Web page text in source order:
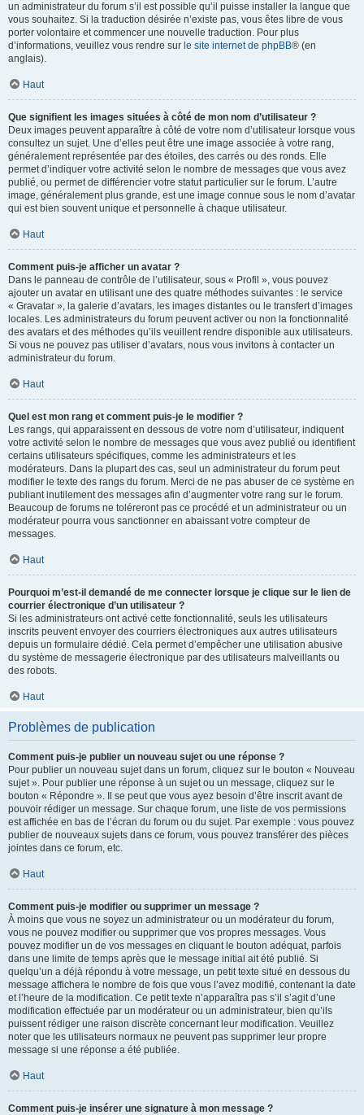
un administrateur du forum s’il est possible qu’il puisse installer la langue que
vous souhaitez. Si la traduction désirée n’existe pas, vous êtes libre de vous
porter volontaire et commencer une nouvelle traduction. Pour plus
d’informations, veuillez vous rendre sur le site internet de phpBB® (en
anglais).
Haut
Que signifient les images situées à côté de mon nom d’utilisateur ?
Deux images peuvent apparaître à côté de votre nom d’utilisateur lorsque vous
consultez un sujet. Une d’elles peut être une image associée à votre rang,
généralement représentée par des étoiles, des carrés ou des ronds. Elle
permet d’indiquer votre activité selon le nombre de messages que vous avez
publié, ou permet de différencier votre statut particulier sur le forum. L’autre
image, généralement plus grande, est une image connue sous le nom d’avatar
qui est bien souvent unique et personnelle à chaque utilisateur.
Haut
Comment puis-je afficher un avatar ?
Dans le panneau de contrôle de l’utilisateur, sous « Profil », vous pouvez
ajouter un avatar en utilisant une des quatre méthodes suivantes : le service
« Gravatar », la galerie d’avatars, les images distantes ou le transfert d’images
locales. Les administrateurs du forum peuvent activer ou non la fonctionnalité
des avatars et des méthodes qu’ils veuillent rendre disponible aux utilisateurs.
Si vous ne pouvez pas utiliser d’avatars, nous vous invitons à contacter un
administrateur du forum.
Haut
Quel est mon rang et comment puis-je le modifier ?
Les rangs, qui apparaissent en dessous de votre nom d’utilisateur, indiquent
votre activité selon le nombre de messages que vous avez publié ou identifient
certains utilisateurs spécifiques, comme les administrateurs et les
modérateurs. Dans la plupart des cas, seul un administrateur du forum peut
modifier le texte des rangs du forum. Merci de ne pas abuser de ce système en
publiant inutilement des messages afin d’augmenter votre rang sur le forum.
Beaucoup de forums ne toléreront pas ce procédé et un administrateur ou un
modérateur pourra vous sanctionner en abaissant votre compteur de
messages.
Haut
Pourquoi m’est-il demandé de me connecter lorsque je clique sur le lien de
courrier électronique d’un utilisateur ?
Si les administrateurs ont activé cette fonctionnalité, seuls les utilisateurs
inscrits peuvent envoyer des courriers électroniques aux autres utilisateurs
depuis un formulaire dédié. Cela permet d’empêcher une utilisation abusive
du système de messagerie électronique par des utilisateurs malveillants ou
des robots.
Haut
Problèmes de publication
Comment puis-je publier un nouveau sujet ou une réponse ?
Pour publier un nouveau sujet dans un forum, cliquez sur le bouton « Nouveau
sujet ». Pour publier une réponse à un sujet ou un message, cliquez sur le
bouton « Répondre ». Il se peut que vous ayez besoin d’être inscrit avant de
pouvoir rédiger un message. Sur chaque forum, une liste de vos permissions
est affichée en bas de l’écran du forum ou du sujet. Par exemple : vous pouvez
publier de nouveaux sujets dans ce forum, vous pouvez transférer des pièces
jointes dans ce forum, etc.
Haut
Comment puis-je modifier ou supprimer un message ?
À moins que vous ne soyez un administrateur ou un modérateur du forum,
vous ne pouvez modifier ou supprimer que vos propres messages. Vous
pouvez modifier un de vos messages en cliquant le bouton adéquat, parfois
dans une limite de temps après que le message initial ait été publié. Si
quelqu’un a déjà répondu à votre message, un petit texte situé en dessous du
message affichera le nombre de fois que vous l’avez modifié, contenant la date
et l’heure de la modification. Ce petit texte n’apparaîtra pas s’il s’agit d’une
modification effectuée par un modérateur ou un administrateur, bien qu’ils
puissent rédiger une raison discrète concernant leur modification. Veuillez
noter que les utilisateurs normaux ne peuvent pas supprimer leur propre
message si une réponse a été publiée.
Haut
Comment puis-je insérer une signature à mon message ?